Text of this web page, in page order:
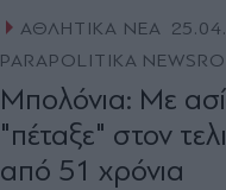
ΑΘΛΗΤΙΚΑ ΝΕΑ
PARAPOLITIKA
Μπολόνια: Με
"πέταξε" στον
από 51 χρόνια